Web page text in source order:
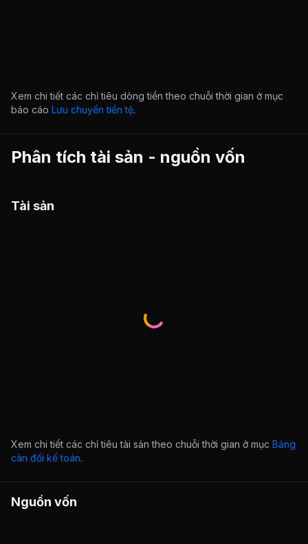
Xem chi tiết các chỉ tiêu dòng tiền theo chuỗi thời gian ở mục
báo cáo Lưu chuyển tiền tệ.
Phân tích tài sản - nguồn vốn
Tài sản
Xem chi tiết các chỉ tiêu tài sản theo chuỗi thời gian ở mục Bảng
cân đối kế toán.
Nguồn vốn